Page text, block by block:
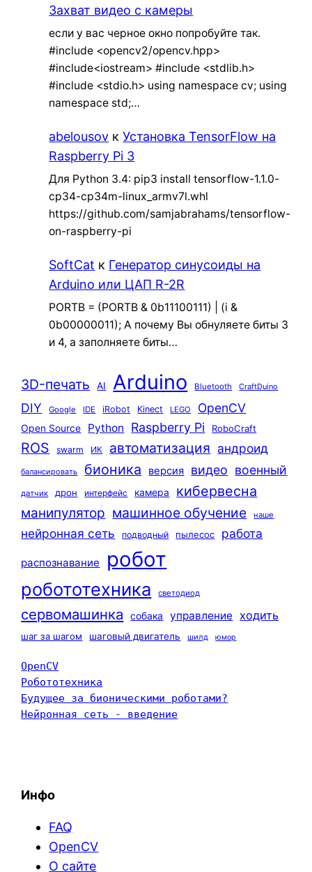
Захват видео с камеры
если у вас черное окно попробуйте так.
#include <opencv2/opencv.hpp>
#include<iostream> #include <stdlib.h>
#include <stdio.h> using namespace cv; using
namespace std;…
abelousov кУстановка TensorFlow на
Raspberry Pi 3
Для Python 3.4: pip3 install tensorflow-1.1.0-
cp34-cp34m-linux_armv7l.whl
https://github.com/samjabrahams/tensorflow-
on-raspberry-pi
SoftCat к Генератор синусоиды на
Arduino или ЦАП R-2R
PORTB = (PORTB & 0b11100111) | (i &
0b00000011); А почему Вы обнуляете биты 3
и 4, а заполняете биты…
3D-печать AI Arduino Bluetooth CraftDuino
DIY Google IDE iRobot Kinect LEGO OpenCV
Open Source Python Raspberry Pi RoboCraft
ROS swarm ИК автоматизация андроид
балансировать бионика версия видео военный
датчик дрон интерфейс камера кибервесна
манипулятор машинное обучение наше
нейронная сеть подводный пылесос работа
распознавание робот
робототехника светодиод
сервомашинка собака управление ходить
шаг за шагом шаговый двигатель шилд юмор
OpenCV
Робототехника
Будущее за бионическими роботами?
Нейронная сеть - введение
Инфо
FAQ
OpenCV
О сайте